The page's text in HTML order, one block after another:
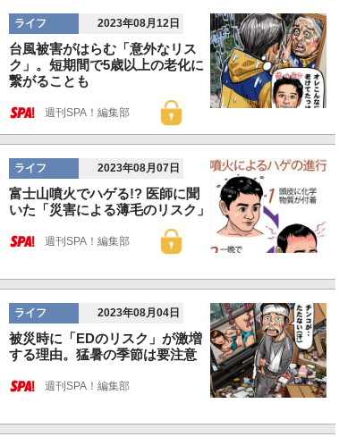
ライフ 2023年08月12日
台風被害がはらむ「意外なリス
ク」。短期間で5歳以上の老化に
繋がることも
週刊SPA！編集部
ライフ 2023年08月07日
富士山噴火でハゲる!? 医師に聞
いた「災害による薄毛のリスク」
週刊SPA！編集部
ライフ 2023年08月04日
被災時に「EDのリスク」が激増
する理由。猛暑の季節は要注意
週刊SPA！編集部